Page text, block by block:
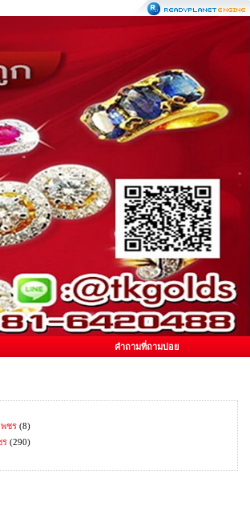
คำถามที่ถามบ่อย
ชร (8)
ร (290)